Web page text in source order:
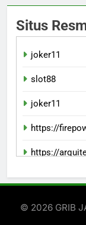
Situs
joker11
slot88
joker11
https://
https://
indowin 88jp
© 2026 GRIB